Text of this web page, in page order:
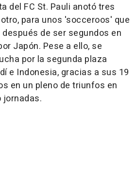
del FC St. Pauli anotó tres
para unos 'socceroos' que
de ser segundos en
Japón. Pese a ello, se
por la segunda plaza
e Indonesia, gracias a sus 19
en un pleno de triunfos en